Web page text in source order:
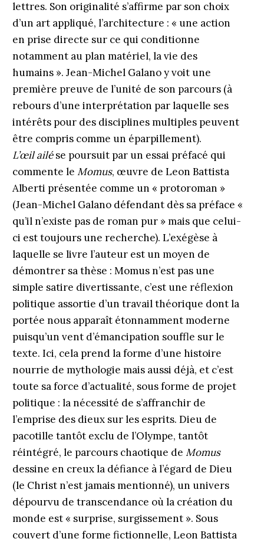
lettres. Son originalité s’affirme par son choix
d’un art appliqué, l’architecture : « une action
en prise directe sur ce qui conditionne
notamment au plan matériel, la vie des
humains ». Jean-Michel Galano y voit une
première preuve de l’unité de son parcours (à
rebours d’une interprétation par laquelle ses
intérêts pour des disciplines multiples peuvent
être compris comme un éparpillement).
L’œil ailése poursuit par un essai préfacé qui
commente le Momus, œuvre de Leon Battista
Alberti présentée comme un « protoroman »
(Jean-Michel Galano défendant dès sa préface «
qu’il n’existe pas de roman pur » mais que ­celui-
ci est toujours une recherche). L’exégèse à
laquelle se livre l’auteur est un moyen de
démontrer sa thèse : Momus n’est pas une
simple satire divertissante, c’est une réflexion
politique assortie d’un travail théorique dont la
portée nous apparaît étonnamment moderne
puisqu’un vent d’émancipation souffle sur le
texte. Ici, cela prend la forme d’une histoire
nourrie de mythologie mais aussi déjà, et c’est
toute sa force d’actualité, sous forme de projet
politique : la nécessité de s’affranchir de
l’emprise des dieux sur les esprits. Dieu de
pacotille tantôt exclu de l’Olympe, tantôt
réintégré, le parcours chaotique de Momus
dessine en creux la défiance à l’égard de Dieu
(le Christ n’est jamais mentionné), un univers
dépourvu de transcendance où la création du
monde est « surprise, surgissement ». Sous
couvert d’une forme fictionnelle, Leon Battista